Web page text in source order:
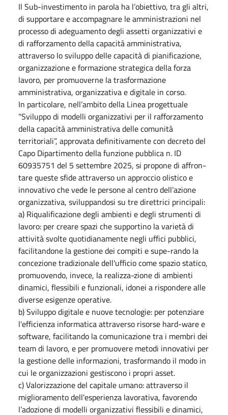
Il Sub-investimento in parola ha l’obiettivo, tra gli altri,
di supportare e accompagnare le amministrazioni nel
processo di adeguamento degli assetti organizzativi e
di rafforzamento della capacità amministrativa,
attraverso lo sviluppo delle capacità di pianificazione,
organizzazione e formazione strategica della forza
lavoro, per promuoverne la trasformazione
amministrativa, organizzativa e digitale in corso.
In particolare, nell’ambito della Linea progettuale
“Sviluppo di modelli organizzativi per il rafforzamento
della capacità amministrativa delle comunità
territoriali”, approvata definitivamente con decreto del
Capo Dipartimento della funzione pubblica n. ID
60935751 del 5 settembre 2025, si propone di affron-
tare queste sfide attraverso un approccio olistico e
innovativo che vede le persone al centro dell’azione
organizzativa, sviluppandosi su tre direttrici principali:
a) Riqualificazione degli ambienti e degli strumenti di
lavoro: per creare spazi che supportino la varietà di
attività svolte quotidianamente negli uffici pubblici,
facilitandone la gestione dei compiti e supe-rando la
concezione tradizionale dell'ufficio come spazio statico,
promuovendo, invece, la realizza-zione di ambienti
dinamici, flessibili e funzionali, idonei a rispondere alle
diverse esigenze operative.
b) Sviluppo digitale e nuove tecnologie: per potenziare
l'efficienza informatica attraverso risorse hard-ware e
software, facilitando la comunicazione tra i membri dei
team di lavoro, e per promuovere metodi innovativi per
la gestione delle informazioni, trasformando il modo in
cui le organizzazioni gestiscono i propri asset.
c) Valorizzazione del capitale umano: attraverso il
miglioramento dell'esperienza lavorativa, favorendo
l’adozione di modelli organizzativi flessibili e dinamici,